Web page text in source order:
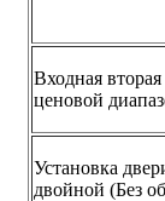
Входная
ценовой
Установка
двойной (Без